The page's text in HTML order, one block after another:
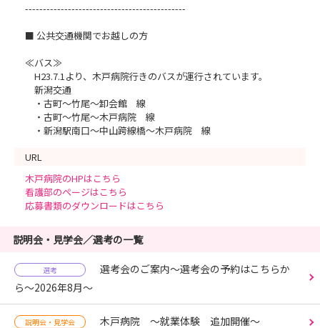
---------------------------------------------
■ 公共交通機関でお越しの方
≪バス≫
H23.7.1より、木戸病院行きのバスが運行されています。
新潟交通
・古町～竹尾～卸会館 線
・古町～竹尾～木戸病院 線
・新潟駅南口～中山跨線橋～木戸病院 線
URL
木戸病院のHPはこちら
看護部のページはこちら
応募書類のダウンロードはこちら
説明会・見学会／選考の一覧
選考
選考会のご案内～選考会の予約はこちらか
ら〜2026年8月～
説明会・見学会 木戸病院 ～就業体験 追加開催～